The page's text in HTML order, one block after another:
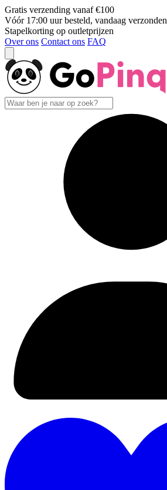
Gratis verzending vanaf €100
Vóór 17:00 uur besteld, vandaag verzonden
Stapelkorting op outletprijzen
Over ons Contact ons FAQ